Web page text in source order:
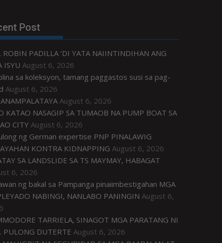
Post
ROBIN PADILLA ‘DI YATA NAIINTINDIHAN ANG
ISYU August 6, 2026
sa koleksyon, tamang paggastos susi sa pag-
August 6, 2026
August 6, 2026
KATAO NASAGIP SA TUMAOB NA PUMP BOAT SA
CITY August 6, 2026
ng German expertise PNP PINALAWIG
KONTRA KIDNAPPING August 6, 2026
SA LANDSLIDE SA TS MAYMAY, HABAGAT
6, 2026
ng bakal sa Pampanga pinaiimbestigahan MGA
NABINGI, NANLABO PANINGIN August 6,
TARRIELA, SINAGOT MGA PARATANG NI
PULONG DUTERTE August 6, 2026